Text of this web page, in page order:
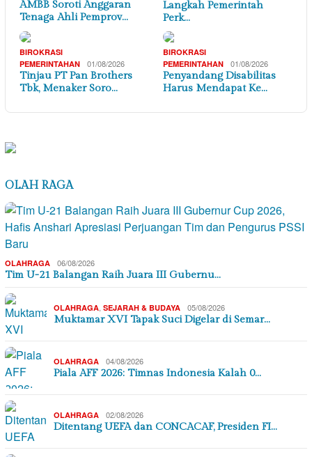
AMBB Soroti Anggaran
Tenaga Ahli Pemprov…
Langkah Pemerintah
Perk…
BIROKRASI
PEMERINTAHAN
01/08/2026
Tinjau PT Pan Brothers
Tbk, Menaker Soro…
BIROKRASI
PEMERINTAHAN
01/08/2026
Penyandang Disabilitas
Harus Mendapat Ke…
OLAH RAGA
OLAHRAGA 06/08/2026
Tim U-21 Balangan Raih Juara III Gubernu…
OLAHRAGA SEJARAH & BUDAYA 05/08/2026
Muktamar XVI Tapak Suci Digelar di Semar…
OLAHRAGA 04/08/2026
Piala AFF 2026: Timnas Indonesia Kalah 0…
OLAHRAGA 02/08/2026
Ditentang UEFA dan CONCACAF, Presiden FI…